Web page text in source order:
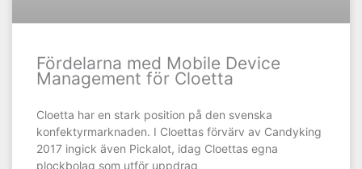
Fördelarna med Mobile Device
Management för Cloetta
Cloetta har en stark position på den svenska
konfektyrmarknaden. I Cloettas förvärv av Candyking
2017 ingick även Pickalot, idag Cloettas egna
plockbolag som utför uppdrag